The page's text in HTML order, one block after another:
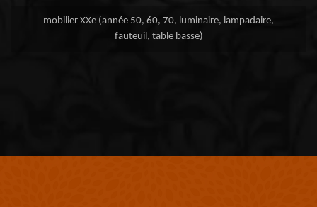
mobilier XXe (année 50, 60, 70, luminaire, lampadaire,
fauteuil, table basse)